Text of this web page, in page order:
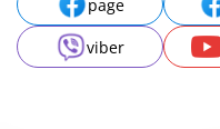
page
viber